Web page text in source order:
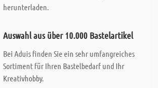
herunterladen.
Auswahl aus über 10.000 Bastelartikel
Bei Aduis finden Sie ein sehr umfangreiches
Sortiment für Ihren Bastelbedarf und Ihr
Kreativhobby.